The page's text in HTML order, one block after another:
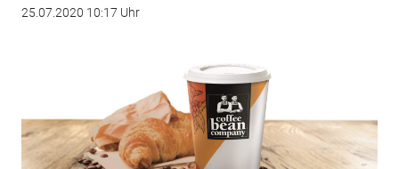
25.07.2020 10:17 Uhr